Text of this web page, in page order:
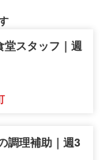
スタッフ｜週
調理補助｜週3